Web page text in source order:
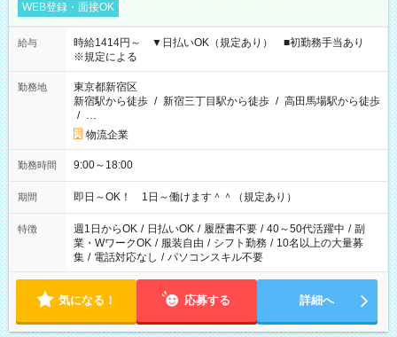
WEB登録・面接OK
給与
時給1414円～ ▼日払いOK（規定あり） ■初勤務手当あり
※規定による
勤務地
東京都新宿区
新宿駅から徒歩 / 新宿三丁目駅から徒歩 / 高田馬場駅から徒歩
/ …
物流企業
勤務時間 9:00～18:00
期間 即日～OK！ 1日～働けます＾＾（規定あり）
特徴 週1日からOK / 日払いOK / 履歴書不要 / 40～50代活躍中 / 副
業・WワークOK / 服装自由 / シフト勤務 / 10名以上の大量募
集 / 電話対応なし / パソコンスキル不要
気になる！ 応募する 詳細へ